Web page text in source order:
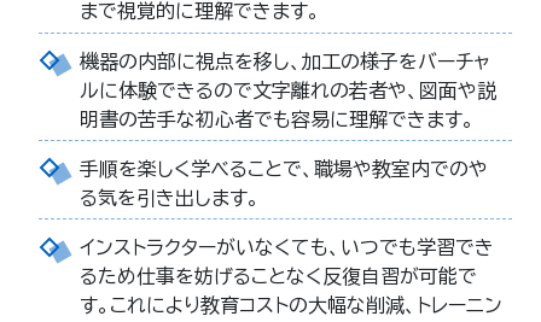
まで視覚的に理解できます。
機器の内部に視点を移し、加工の様子をバーチャ
ルに体験できるので文字離れの若者や、図面や説
明書の苦手な初心者でも容易に理解できます。
手順を楽しく学べることで、職場や教室内でのや
る気を引き出します。
インストラクターがいなくても、いつでも学習でき
るため仕事を妨げることなく反復自習が可能で
す。これにより教育コストの大幅な削減、トレーニン